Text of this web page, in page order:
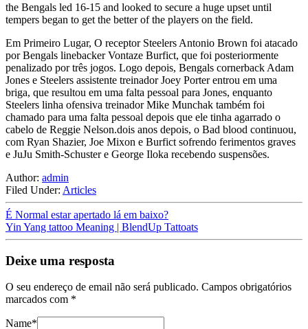
the Bengals led 16-15 and looked to secure a huge upset until
tempers began to get the better of the players on the field.
Em Primeiro Lugar, O receptor Steelers Antonio Brown foi atacado
por Bengals linebacker Vontaze Burfict, que foi posteriormente
penalizado por três jogos. Logo depois, Bengals cornerback Adam
Jones e Steelers assistente treinador Joey Porter entrou em uma
briga, que resultou em uma falta pessoal para Jones, enquanto
Steelers linha ofensiva treinador Mike Munchak também foi
chamado para uma falta pessoal depois que ele tinha agarrado o
cabelo de Reggie Nelson.dois anos depois, o Bad blood continuou,
com Ryan Shazier, Joe Mixon e Burfict sofrendo ferimentos graves
e JuJu Smith-Schuster e George Iloka recebendo suspensões.
Author: admin
Filed Under: Articles
É Normal estar apertado lá em baixo?
Yin Yang tattoo Meaning | BlendUp Tattoats
Deixe uma resposta
O seu endereço de email não será publicado. Campos obrigatórios
marcados com *
Name*